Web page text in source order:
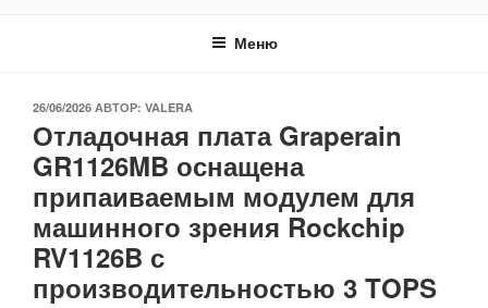
Меню
ОПУБЛИКОВАНО
26/06/2026 АВТОР: VALERA
Отладочная плата Graperain
GR1126MB оснащена
припаиваемым модулем для
машинного зрения Rockchip
RV1126B с
производительностью 3 TOPS